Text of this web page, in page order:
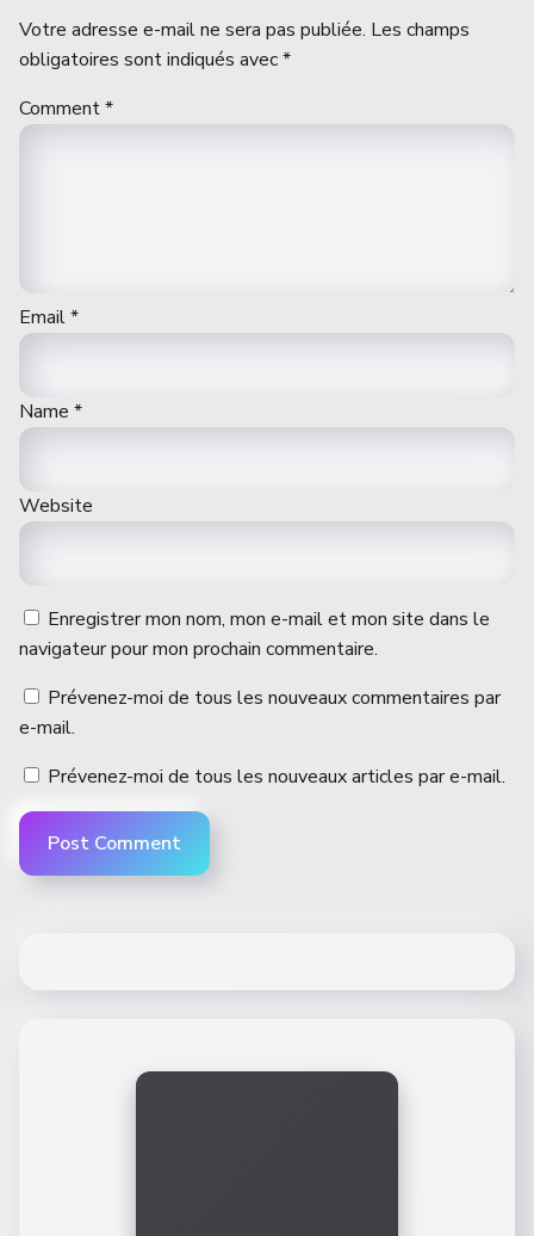
Votre adresse e-mail ne sera pas publiée. Les champs
obligatoires sont indiqués avec*
Comment*
Email*
Name *
Website
Enregistrer mon nom, mon e-mail et mon site dans le
navigateur pour mon prochain commentaire.
Prévenez-moi de tous les nouveaux commentaires par
e-mail.
Prévenez-moi de tous les nouveaux articles par e-mail.